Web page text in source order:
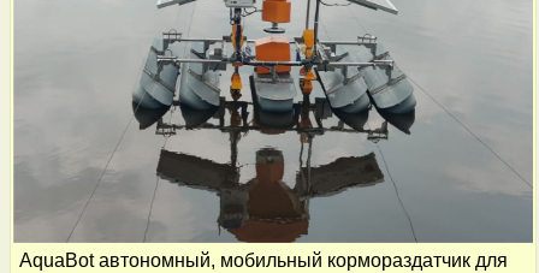
AquaBot автономный, мобильный кормораздатчик для